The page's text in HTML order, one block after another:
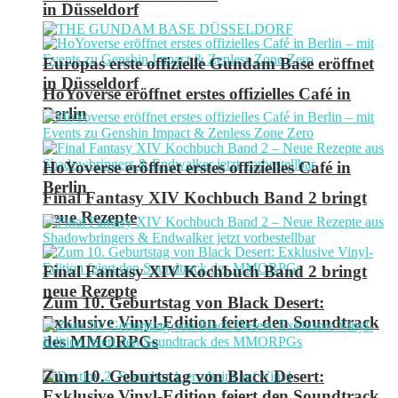
in Düsseldorf
HoYoverse eröffnet erstes offizielles Café in
Berlin
Final Fantasy XIV Kochbuch Band 2 bringt
neue Rezepte
Zum 10. Geburtstag von Black Desert:
Exklusive Vinyl-Edition feiert den Soundtrack
des MMORPGs
Europas erste offizielle Gundam Base eröffnet
in Düsseldorf
HoYoverse eröffnet erstes offizielles Café in
Berlin
Final Fantasy XIV Kochbuch Band 2 bringt
neue Rezepte
Zum 10. Geburtstag von Black Desert: